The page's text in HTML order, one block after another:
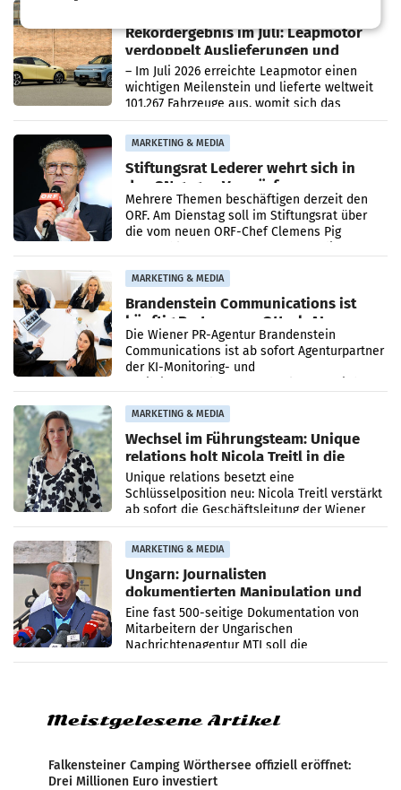
Rekordergebnis im Juli: Leapmotor
verdoppelt Auslieferungen und
überschreitet die 100.000er-Marke
– Im Juli 2026 erreichte Leapmotor einen
wichtigen Meilenstein und lieferte weltweit
101.267 Fahrzeuge aus, womit sich das
Ergebnis gegenüber Juli 2025 mehr als
verdoppelte (+102
MARKETING & MEDIA
Stiftungsrat Lederer wehrt sich in
den SN gegen Vorwürfe
Mehrere Themen beschäftigen derzeit den
ORF. Am Dienstag soll im Stiftungsrat über
die vom neuen ORF-Chef Clemens Pig
MARKETING & MEDIA
Brandenstein Communications ist
künftig Partner von OtterlyAI
Die Wiener PR-Agentur Brandenstein
Communications ist ab sofort Agenturpartner
der KI-Monitoring- und
MARKETING & MEDIA
Wechsel im Führungsteam: Unique
relations holt Nicola Treitl in die
Geschäftsleitung
Unique relations besetzt eine
Schlüsselposition neu: Nicola Treitl verstärkt
ab sofort die Geschäftsleitung der Wiener
PR-Agentur an der Seite von Josef Kalina und
Anna Kalina-Mahr.
MARKETING & MEDIA
Ungarn: Journalisten
dokumentierten Manipulation und
Zensur
Eine fast 500-seitige Dokumentation von
Mitarbeitern der Ungarischen
Nachrichtenagentur MTI soll die
systematische Nachrichten-Manipulation und
Meistgelesene Artikel
Falkensteiner Camping Wörthersee offiziell eröffnet:
Drei Millionen Euro investiert